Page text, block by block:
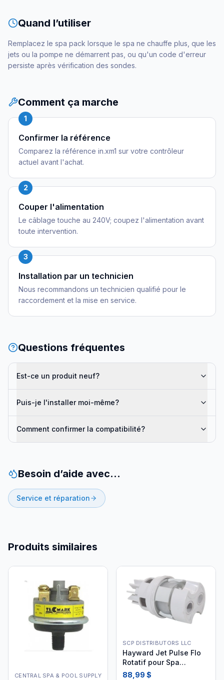
Quand l’utiliser
Remplacez le spa pack lorsque le spa ne chauffe plus, que les
jets ou la pompe ne démarrent pas, ou qu'un code d'erreur
persiste après vérification des sondes.
Comment ça marche
1
Confirmer la référence
Comparez la référence in.xm1 sur votre contrôleur
actuel avant l'achat.
2
Couper l'alimentation
Le câblage touche au 240V; coupez l'alimentation avant
toute intervention.
3
Installation par un technicien
Nous recommandons un technicien qualifié pour le
raccordement et la mise en service.
Questions fréquentes
Est-ce un produit neuf?
Puis-je l'installer moi-même?
Comment confirmer la compatibilité?
Besoin d’aide avec…
Service et réparation
Produits similaires
CENTRAL SPA & POOL SUPPLY
SCP DISTRIBUTORS LLC
Hayward Jet Pulse Flo
Rotatif pour Spa
SP1436PAKB
88,99 $